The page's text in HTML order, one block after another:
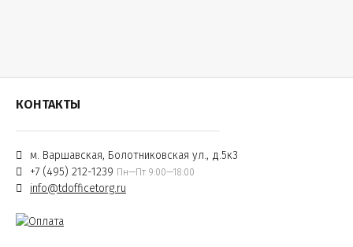
КОНТАКТЫ
м. Варшавская, Болотниковская ул., д.5к3
+7 (495) 212-1239 Пн—Пт 9:00—18:00
info@tdofficetorg.ru